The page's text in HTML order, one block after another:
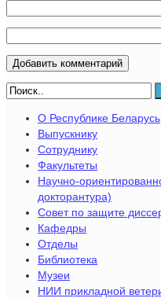
О Республике Беларусь
Выпускнику
Сотруднику
Факультеты
Научно-
докторантура)
Совет по защите
Кафедры
Отделы
Библиотека
Музеи
НИИ прикладной